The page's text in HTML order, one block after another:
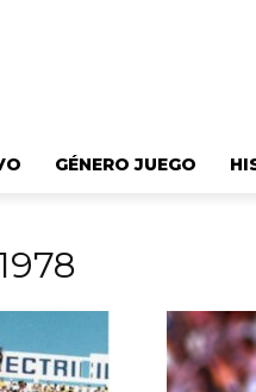
GÉNERO JUEGO